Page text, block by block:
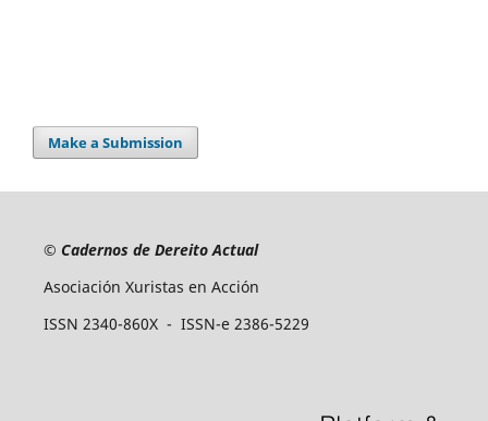
Make a Submission
© Cadernos de Dereito Actual
Asociación Xuristas en Acción
ISSN 2340-860X - ISSN-e 2386-5229